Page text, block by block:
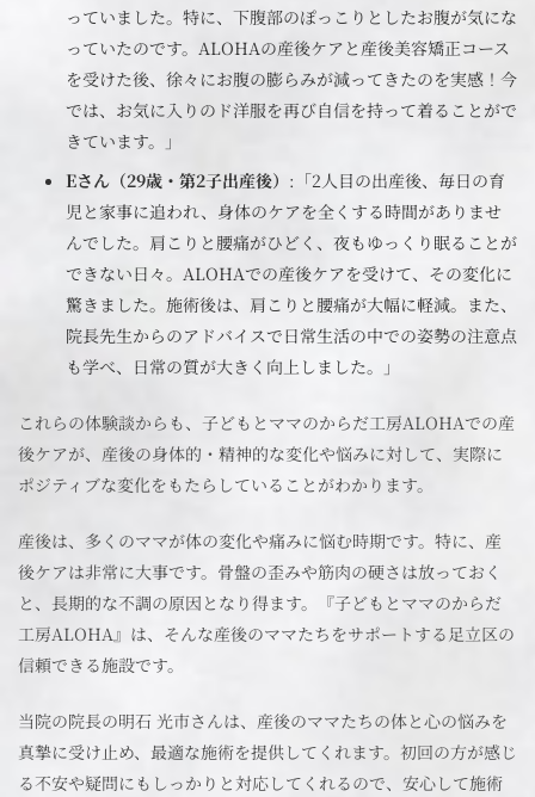
っていました。特に、下腹部のぽっこりとしたお腹が気にな
っていたのです。ALOHAの産後ケアと産後美容矯正コース
を受けた後、徐々にお腹の膨らみが減ってきたのを実感！今
では、お気に入りのド洋服を再び自信を持って着ることがで
きています。」
Eさん（29歳・第2子出産後） :「2人目の出産後、毎日の育
児と家事に追われ、身体のケアを全くする時間がありませ
んでした。肩こりと腰痛がひどく、夜もゆっくり眠ることが
できない日々。ALOHAでの産後ケアを受けて、その変化に
驚きました。施術後は、肩こりと腰痛が大幅に軽減。また、
院長先生からのアドバイスで日常生活の中での姿勢の注意点
も学べ、日常の質が大きく向上しました。」
これらの体験談からも、子どもとママのからだ工房ALOHAでの産
後ケアが、産後の身体的・精神的な変化や悩みに対して、実際に
ポジティブな変化をもたらしていることがわかります。
産後は、多くのママが体の変化や痛みに悩む時期です。特に、産
後ケアは非常に大事です。骨盤の歪みや筋肉の硬さは放っておく
と、長期的な不調の原因となり得ます。『子どもとママのからだ
工房ALOHA』は、そんな産後のママたちをサポートする足立区の
信頼できる施設です。
当院の院長の明石 光市さんは、産後のママたちの体と心の悩みを
真摯に受け止め、最適な施術を提供してくれます。初回の方が感じ
る不安や疑問にもしっかりと対応してくれるので、安心して施術